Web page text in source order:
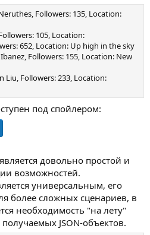
Followers: 135, Location:
105, Location:
652, Location: Up high in the sky
Followers: 155, Location: New
Liu, Followers: 233, Location:
под спойлером:
довольно простой и
возможностей.
универсальным, его
более сложных сценариев, в
необходимость "на лету"
JSON-объектов.